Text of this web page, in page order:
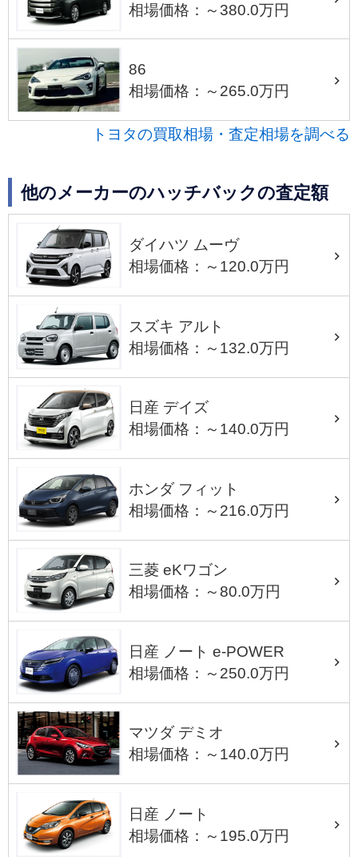
相場価格：～380.0万円
86
相場価格：～265.0万円
トヨタの買取相場・査定相場を調べる
他のメーカーのハッチバックの査定額
ダイハツ ムーヴ
相場価格：～120.0万円
スズキ アルト
相場価格：～132.0万円
日産 デイズ
相場価格：～140.0万円
ホンダ フィット
相場価格：～216.0万円
三菱 eKワゴン
相場価格：～80.0万円
日産 ノート e-POWER
相場価格：～250.0万円
マツダ デミオ
相場価格：～140.0万円
日産 ノート
相場価格：～195.0万円